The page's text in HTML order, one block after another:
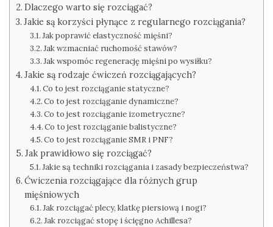
Dlaczego warto się rozciągać?
Jakie są korzyści płynące z regularnego rozciągania?
Jak poprawić elastyczność mięśni?
Jak wzmacniać ruchomość stawów?
Jak wspomóc regenerację mięśni po wysiłku?
Jakie są rodzaje ćwiczeń rozciągających?
Co to jest rozciąganie statyczne?
Co to jest rozciąganie dynamiczne?
Co to jest rozciąganie izometryczne?
Co to jest rozciąganie balistyczne?
Co to jest rozciąganie SMR i PNF?
Jak prawidłowo się rozciągać?
Jakie są techniki rozciągania i zasady bezpieczeństwa?
Ćwiczenia rozciągające dla różnych grup
mięśniowych
Jak rozciągać plecy, klatkę piersiową i nogi?
Jak rozciągać stopę i ścięgno Achillesa?